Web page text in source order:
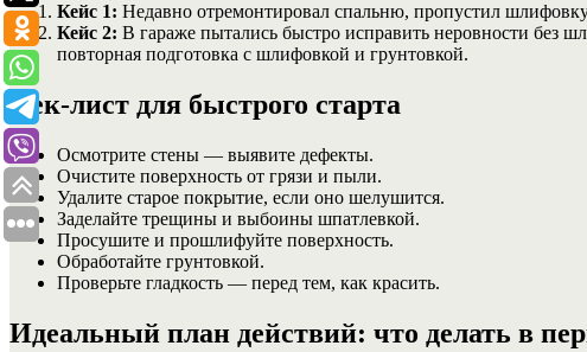
Кейс 1: Недавно отремонтировал спальню, пропустил
Кейс 2: В гараже пытались быстро исправить неровности без
повторная подготовка с шлифовкой и грунтовкой.
Чек-лист для быстрого старта
Осмотрите стены — выявите дефекты.
Очистите поверхность от грязи и пыли.
Удалите старое покрытие, если оно шелушится.
Заделайте трещины и выбоины шпатлевкой.
Просушите и прошлифуйте поверхность.
Обработайте грунтовкой.
Проверьте гладкость — перед тем, как красить.
Идеальный план действий: что делать в